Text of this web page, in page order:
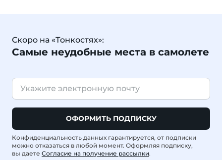
Скоро на «Тонкостях»:
Самые неудобные места в самолете
ОФОРМИТЬ ПОДПИСКУ
Конфиденциальность данных гарантируется, от подписки
можно отказаться в любой момент. Оформляя подписку,
вы даете Согласие на получение рассылки.